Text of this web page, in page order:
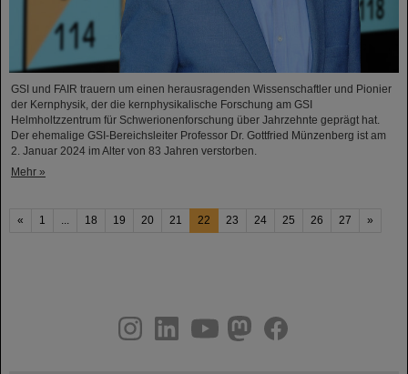
GSI und FAIR trauern um einen herausragenden Wissenschaftler und Pionier
der Kernphysik, der die kernphysikalische Forschung am GSI
Helmholtzzentrum für Schwerionenforschung über Jahrzehnte geprägt hat.
Der ehemalige GSI-Bereichsleiter Professor Dr. Gottfried Münzenberg ist am
2. Januar 2024 im Alter von 83 Jahren verstorben.
Mehr »
« 1 ... 18 19 20 21 22 23 24 25 26 27 »
youtubehelmholtz.socialfacebook